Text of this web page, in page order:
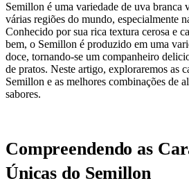
Semillon é uma variedade de uva branca
várias regiões do mundo, especialmente
Conhecido por sua rica textura cerosa e
bem, o Semillon é produzido em uma
doce, tornando-se um companheiro
de pratos. Neste artigo, exploraremos as
Semillon e as melhores combinações de
sabores.
Compreendendo as
Únicas do Semillon